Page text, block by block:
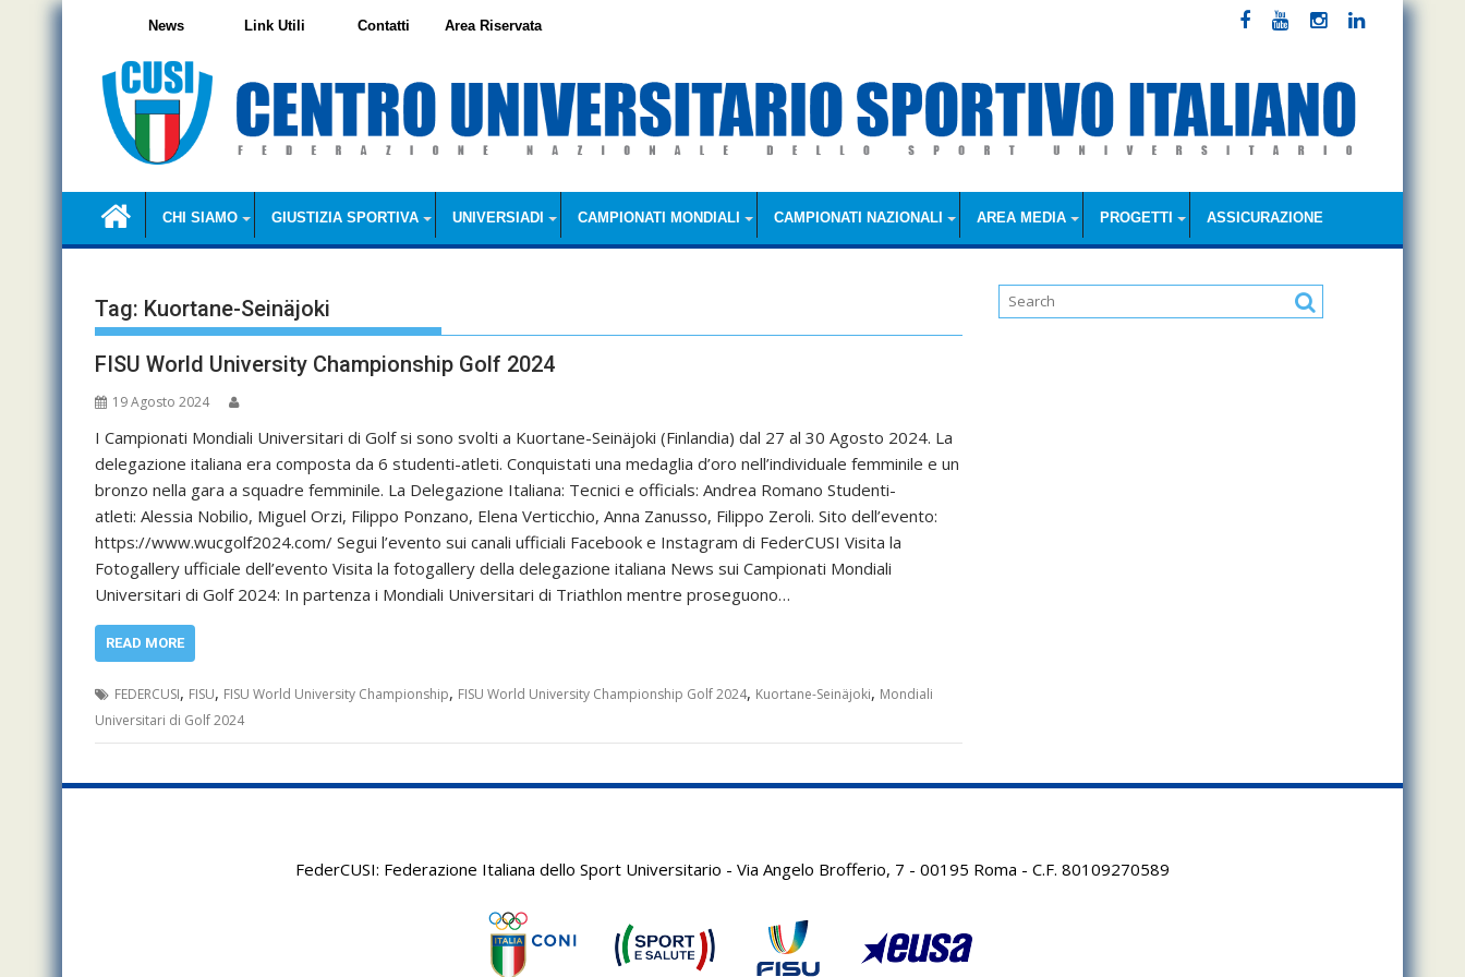
Skip
CHI SIAMO GIUSTIZIA SPORTIVA UNIVERSIADI CAMPIONATI MONDIALI CAMPIONATI NAZIONALI AREA MEDIA PROGETTI ASSICURAZIONE
News Link Utili Contatti Area Riservata
Tag: Kuortane-Seinäjoki
FISU World University Championship Golf 2024
19 Agosto 2024
I Campionati Mondiali Universitari di Golf si sono svolti a Kuortane-Seinäjoki (Finlandia) dal 27 al 30 Agosto 2024. La
delegazione italiana era composta da 6 studenti-atleti. Conquistati una medaglia d’oro nell’individuale femminile e un
bronzo nella gara a squadre femminile. La Delegazione Italiana: Tecnici e officials: Andrea Romano Studenti-
atleti: Alessia Nobilio, Miguel Orzi, Filippo Ponzano, Elena Verticchio, Anna Zanusso, Filippo Zeroli. Sito dell’evento:
https://www.wucgolf2024.com/ Segui l’evento sui canali ufficiali Facebook e Instagram di FederCUSI Visita la
Fotogallery ufficiale dell’evento Visita la fotogallery della delegazione italiana News sui Campionati Mondiali
Universitari di Golf 2024: In partenza i Mondiali Universitari di Triathlon mentre proseguono…
READ MORE
FEDERCUSI, FISU, FISU World University Championship, FISU World University Championship Golf 2024, Kuortane-Seinäjoki, Mondiali
Universitari di Golf 2024
FederCUSI: Federazione Italiana dello Sport Universitario - Via Angelo Brofferio, 7 - 00195 Roma - C.F. 80109270589